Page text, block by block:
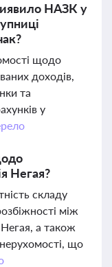
НАЗК у
щодо
доходів,
та
у
Негая?
складу
між
а також
нерухомості, що